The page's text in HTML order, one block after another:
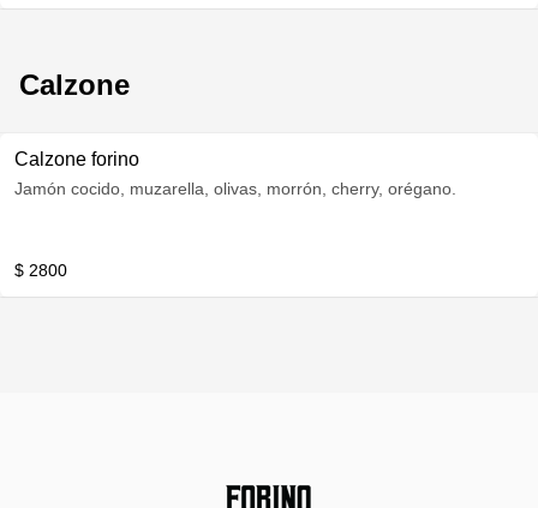
Calzone
Calzone forino
Jamón cocido, muzarella, olivas, morrón, cherry, orégano.
$ 2800